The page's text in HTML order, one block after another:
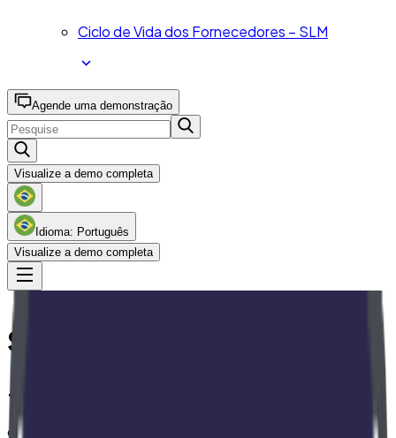
Ciclo de Vida dos Fornecedores – SLM
Agende uma demonstração
Visualize a demo completa
Idioma: Português
Visualize a demo completa
Sobre a SoftExpert
+ 3.000
clientes